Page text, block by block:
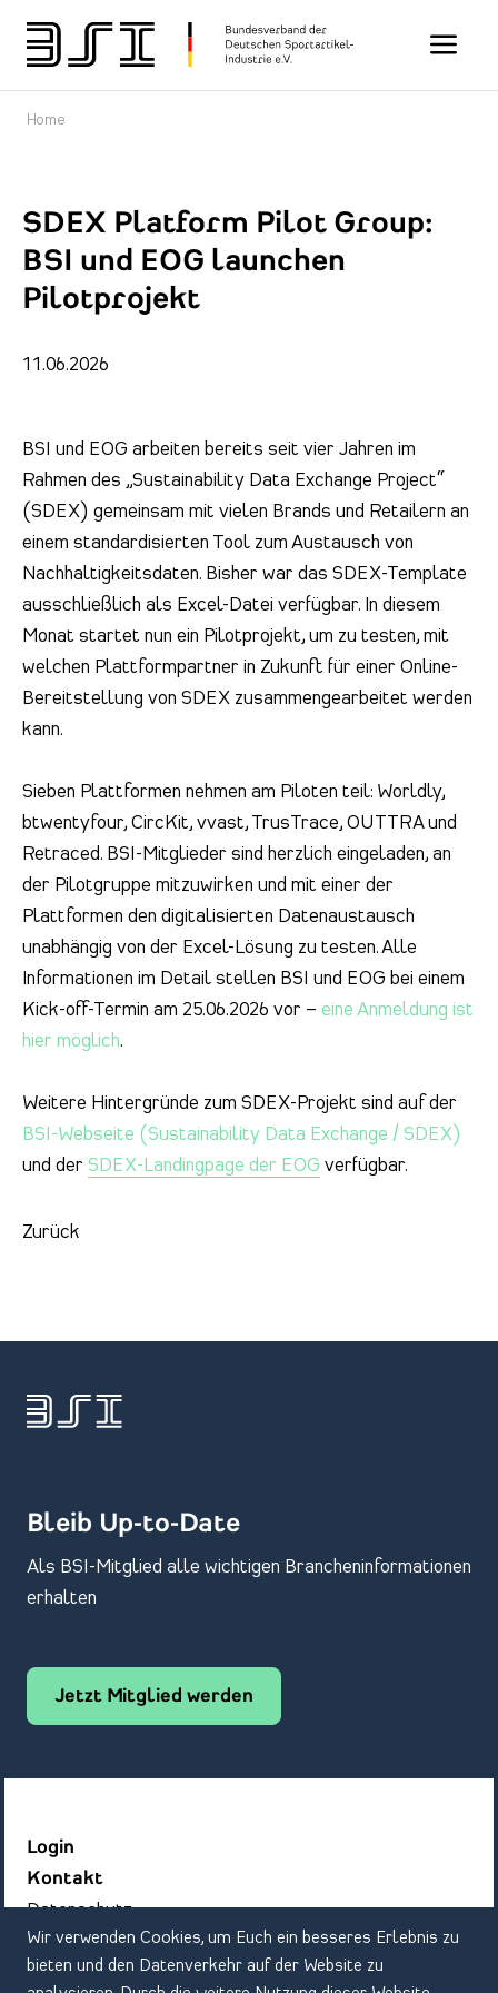
Toggle
Home
SDEX Platform Pilot Group:
BSI und EOG launchen
Pilotprojekt
11.06.2026
BSI und EOG arbeiten bereits seit vier Jahren im
Rahmen des „Sustainability Data Exchange Project“
(SDEX) gemeinsam mit vielen Brands und Retailern an
einem standardisierten Tool zum Austausch von
Nachhaltigkeitsdaten. Bisher war das SDEX-Template
ausschließlich als Excel-Datei verfügbar. In diesem
Monat startet nun ein Pilotprojekt, um zu testen, mit
welchen Plattformpartner in Zukunft für einer Online-
Bereitstellung von SDEX zusammengearbeitet werden
kann.
Sieben Plattformen nehmen am Piloten teil: Worldly,
btwentyfour, CircKit, vvast, TrusTrace, OUTTRA und
Retraced. BSI-Mitglieder sind herzlich eingeladen, an
der Pilotgruppe mitzuwirken und mit einer der
Plattformen den digitalisierten Datenaustausch
unabhängig von der Excel-Lösung zu testen. Alle
Informationen im Detail stellen BSI und EOG bei einem
Kick-off-Termin am 25.06.2026 vor – eine Anmeldung ist
hier möglich.
Weitere Hintergründe zum SDEX-Projekt sind auf der
BSI-Webseite (Sustainability Data Exchange / SDEX)
und der SDEX-Landingpage der EOG verfügbar.
Zurück
Bleib Up-to-Date
Als BSI-Mitglied alle wichtigen Brancheninformationen
erhalten
Jetzt Mitglied werden
Login
Kontakt
Datenschutz
Impressum
Wir verwenden Cookies, um Euch ein besseres Erlebnis zu
bieten und den Datenverkehr auf der Website zu